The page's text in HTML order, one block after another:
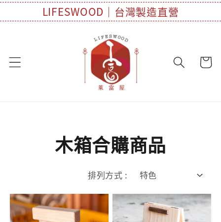
LIFESWOOD｜台灣製造直營
木箱合購商品
排列方式 :